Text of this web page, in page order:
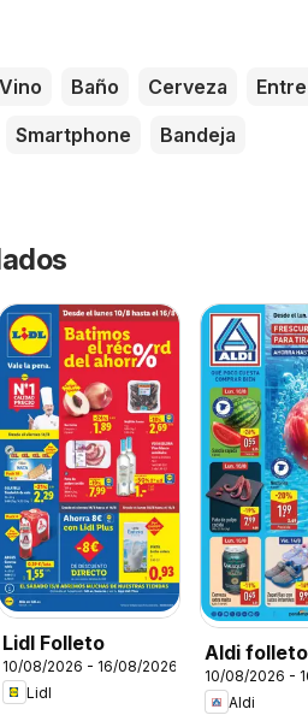
Vino Baño Cerveza
Smartphone
Bandeja
Lidl Folleto
10/08/2026 - 16/08/2026
Lidl
Aldi folleto
Península
10/08/2026 -
Aldi